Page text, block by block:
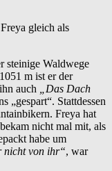
gleich als
steinige Waldwege
m ist er der
auch
„Das Dach
„gespart“. Stattdessen
Freya hat
nicht mal mit, als
habe um
nicht von ihr“, war